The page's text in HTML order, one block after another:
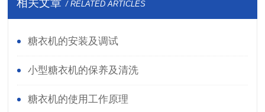
/ RELATED ARTICLES
糖衣机的安装及调试
小型糖衣机的保养及清洗
糖衣机的使用工作原理